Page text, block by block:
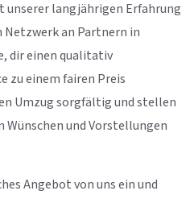
unserer langjährigen Erfahrung
Netzwerk an Partnern in
dir einen qualitativ
zu einem fairen Preis
Umzug sorgfältig und stellen
Wünschen und Vorstellungen
Angebot von uns ein und